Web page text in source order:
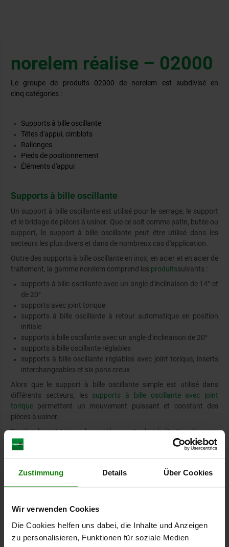
Zustimmung Details Über Cookies
Wir verwenden Cookies
Die Cookies helfen uns dabei, die Inhalte und Anzeigen
zu personalisieren, Funktionen für soziale Medien
norelem réalise – 02000
Le groupe de produits 02000 de norelem est subdivisé en
cinq catégories :
Supports à bille oscillante
Têtes d'appui, cimblots
Rallonges
Pieds de positionnement
Éléments d'appui
Supports à bille oscillante
Un support à bille oscillante est utilisé pour le serrage, le support
et le bridage de pièces à usiner. Que ce soit comme patin, butée ou
support, le support à bille oscillante peut être utilisé dans les
secteurs les plus divers et dans de nombreux cas d'application.
Outre des supports à bille oscillante en inox, en acier et en acier de
traitement, la gamme norelem comprend les produitssuivants :
supports à bille oscillante avec un angle d'inclinaison de 14° et
de 20°
supports avec joint torique
supports à bille oscillante à retour automatique en position
initiale
supports à bille oscillante avec un angle d'inclinaison de 20°
supports à bille oscillante réglables
supports à bille oscillante réglables avec joint torique, inserts
interchangeables et six pans creux
Alors que le support à bille oscillante simple est utilisé dans
différents secteurs, les supports à bille oscillante avec joint
torique permettent un mouvement puissant et constant des
pièces à usiner.
De plus, le joint torique les protège contre la pénétration de corps
étrangers et de saletés, ce qui permet un mouvement régulier.
se distinguent par leur flexibilité, car la surface d'appui
revient d'elle-même dans sa position initiale. Cela empêche la bille
de se coincer ou de tourner, et le point d'appui conserve sa
Têtes d'appui, cimblots